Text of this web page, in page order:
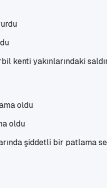
kenti yakınlarındaki
oldu
şiddetli bir patlama